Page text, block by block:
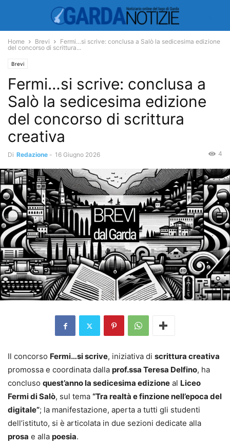
Home Brevi
Fermi…si scrive: conclusa a Salò la sedicesima edizione
del concorso di scrittura...
Brevi
Fermi…si scrive: conclusa a
Salò la sedicesima edizione
del concorso di scrittura
creativa
Di Redazione - 16 Giugno 2026 4
Il concorso Fermi…si scrive, iniziativa di scrittura creativa
promossa e coordinata dalla prof.ssa Teresa Delfino, ha
concluso quest’anno la sedicesima edizione al Liceo
Fermi di Salò, sul tema “Tra realtà e finzione nell’epoca del
digitale”; la manifestazione, aperta a tutti gli studenti
dell’istituto, si è articolata in due sezioni dedicate alla
prosa e alla poesia.